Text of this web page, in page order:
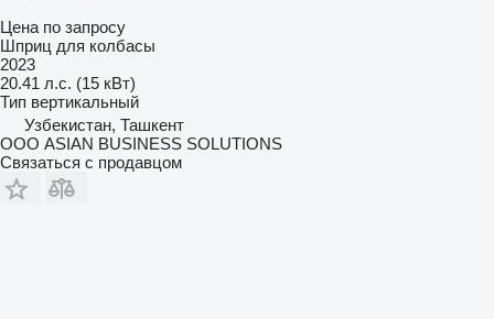
Цена по запросу
Шприц для колбасы
2023
20.41 л.с. (15 кВт)
Тип вертикальный
Узбекистан, Ташкент
ООО ASIAN BUSINESS SOLUTIONS
Связаться с продавцом